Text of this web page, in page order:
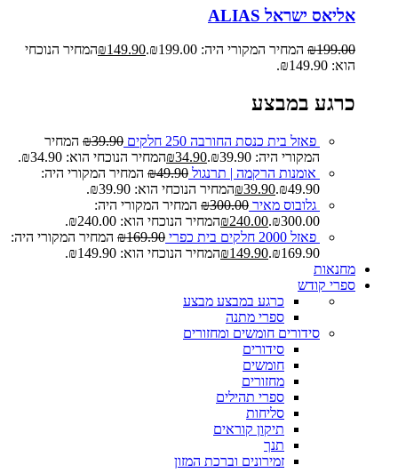
אליאס ישראל ALIAS
₪199.00 המחיר המקורי היה: ₪199.00. ₪149.90
המחיר הנוכחי
הוא: ₪149.90.
כרגע במבצע
פאזל בית כנסת החורבה 250 חלקים ₪39.90
המחיר
המקורי היה: ₪39.90.
₪34.90
המחיר הנוכחי הוא: ₪34.90.
אומנות הרקמה | תרנגול
₪49.90
המחיר המקורי היה:
₪49.90.
₪39.90
המחיר הנוכחי הוא: ₪39.90.
גלובוס מאיר
₪300.00
המחיר המקורי היה:
₪300.00.
₪240.00
המחיר הנוכחי הוא: ₪240.00.
פאזל 2000 חלקים בית כפרי
₪169.90
המחיר המקורי היה:
₪169.90.
₪149.90
המחיר הנוכחי הוא: ₪149.90.
מחנאות
ספרי קודש
כרגע במבצע מבצע
ספרי מתנה
סידורים חומשים ומחזורים
סידורים
חומשים
מחזורים
ספרי תהילים
סליחות
תיקון קוראים
תנך
זמירונים וברכת המזון